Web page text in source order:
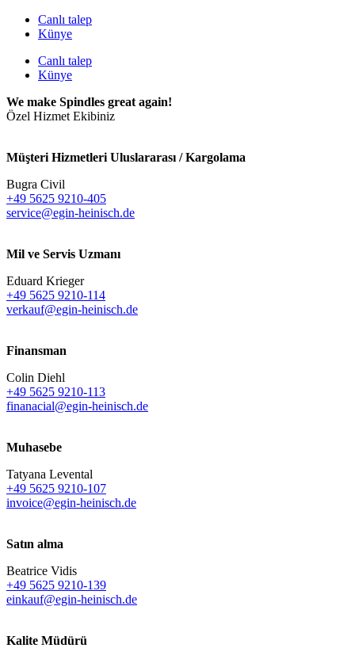
Canlı talep
Künye
Canlı talep
Künye
We make Spindles great again!
Özel Hizmet Ekibiniz
Müşteri Hizmetleri Uluslararası / Kargolama
Bugra Civil
+49 5625 9210-405
service@egin-heinisch.de
Mil ve Servis Uzmanı
Eduard Krieger
+49 5625 9210-114
verkauf@egin-heinisch.de
Finansman
Colin Diehl
+49 5625 9210-113
finanacial@egin-heinisch.de
Muhasebe
Tatyana Levental
+49 5625 9210-107
invoice@egin-heinisch.de
Satın alma
Beatrice Vidis
+49 5625 9210-139
einkauf@egin-heinisch.de
Kalite Müdürü